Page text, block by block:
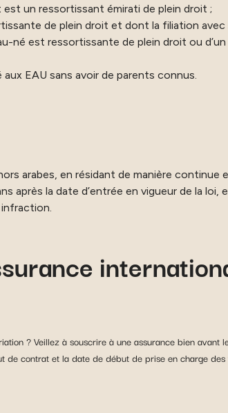
est un ressortissant émirati de plein droit ;
de plein droit et dont la filiation avec
né est ressortissante de plein droit ou
EAU sans avoir de parents connus.
arabes, en résidant de manière
après la date d’entrée en vigueur de la
? Veillez à souscrire à une assurance bien
de contrat et la date de début de prise en charge